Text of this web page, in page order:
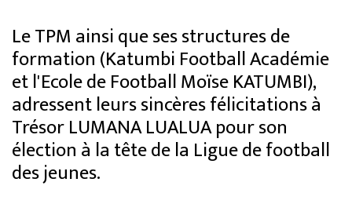
Le TPM ainsi que ses structures de
formation (Katumbi Football Académie
et l'Ecole de Football Moïse KATUMBI),
adressent leurs sincères félicitations à
Trésor LUMANA LUALUA pour son
élection à la tête de la Ligue de football
des jeunes.